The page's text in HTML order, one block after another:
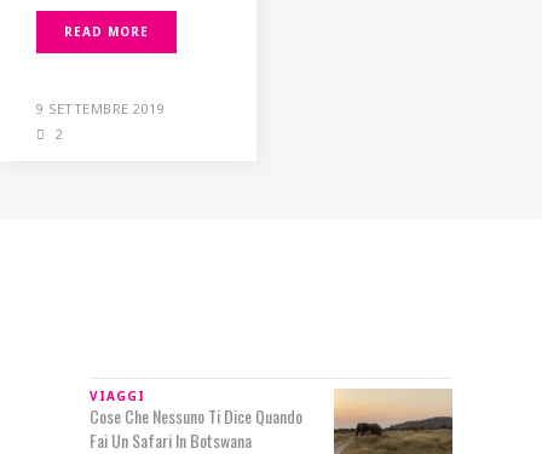
READ MORE
9 SETTEMBRE 2019
2
VIAGGI
Cose Che Nessuno Ti Dice Quando
Fai Un Safari In Botswana